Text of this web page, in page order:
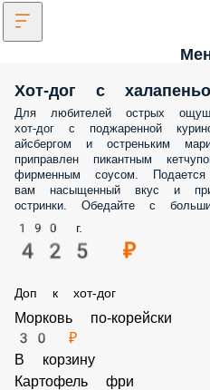
Хот-дог с халапеньо
Для любителей острых
поджаренной куриной сосиской,
остреньким маринованным
кетчупом и нашим особенным
булочке и обещает вам
легкогой остринки. Обедайте с
190 г.
425 ₽
Морковь по-корейски
30 ₽